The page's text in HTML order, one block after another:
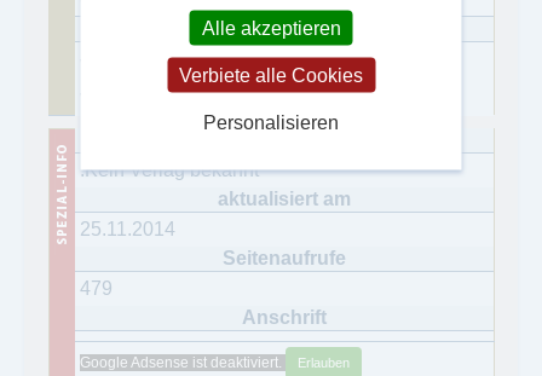
30.000
.Kein Verlag bekannt
25.11.2014
479
Google Adsense ist deaktiviert. Erlauben
Alle akzeptieren
Verbiete alle Cookies
Personalisieren